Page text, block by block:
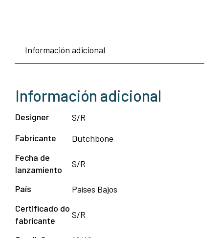
Información adicional
Información adicional
Designer
S/R
Fabricante
Dutchbone
Fecha de
lanzamiento
S/R
País
Países Bajos
Certificado do
fabricante
S/R